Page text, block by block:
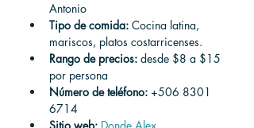
Antonio
Tipo de comida: Cocina latina,
mariscos, platos costarricenses.
Rango de precios: desde $8 a $15
por persona
Número de teléfono: +506 8301
6714